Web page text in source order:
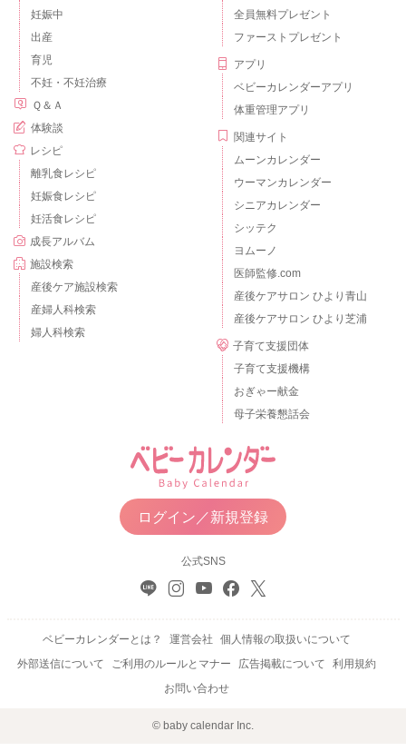
妊娠中
出産
育児
不妊・不妊治療
Ｑ＆Ａ
体験談
レシピ
離乳食レシピ
妊娠食レシピ
妊活食レシピ
成長アルバム
施設検索
産後ケア施設検索
産婦人科検索
婦人科検索
全員無料プレゼント
ファーストプレゼント
アプリ
ベビーカレンダーアプリ
体重管理アプリ
関連サイト
ムーンカレンダー
ウーマンカレンダー
シニアカレンダー
シッテク
ヨムーノ
医師監修.com
産後ケアサロン ひより青山
産後ケアサロン ひより芝浦
子育て支援団体
子育て支援機構
おぎゃー献金
母子栄養懇話会
ログイン／新規登録
公式SNS
ベビーカレンダーとは？ 運営会社
個人情報の取扱いについて
外部送信について
ご利用のルールとマナー 広告掲載について
利用規約
お問い合わせ
© baby calendar Inc.